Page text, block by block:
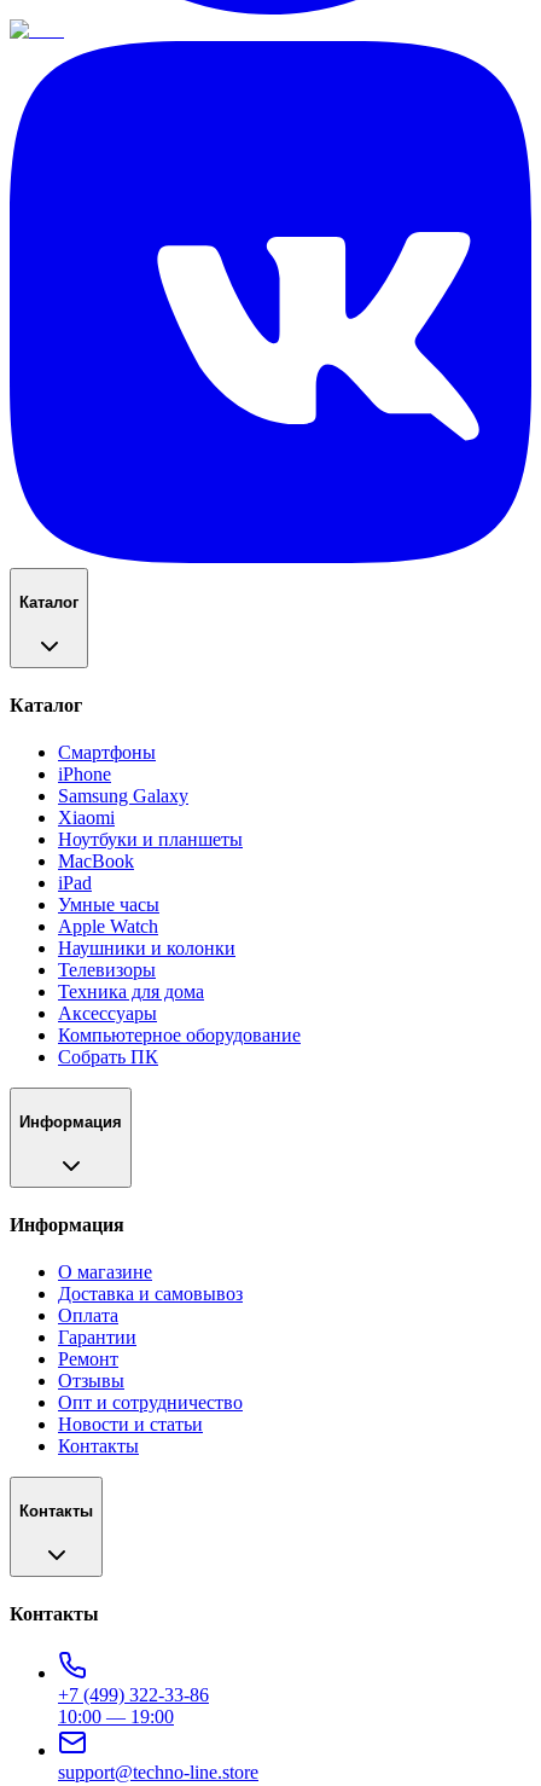
Каталог
Каталог
Смартфоны
iPhone
Samsung Galaxy
Xiaomi
Ноутбуки и планшеты
MacBook
iPad
Умные часы
Apple Watch
Наушники и колонки
Телевизоры
Техника для дома
Аксессуары
Компьютерное оборудование
Собрать ПК
Информация
Информация
О магазине
Доставка и самовывоз
Оплата
Гарантии
Ремонт
Отзывы
Опт и сотрудничество
Новости и статьи
Контакты
Контакты
Контакты
+7 (499) 322-33-86
10:00 — 19:00
support@techno-line.store